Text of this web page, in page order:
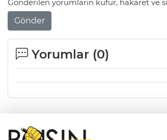
Gönderilen yorumların küfür, hakaret ve
Gönder
Yorumlar (0)